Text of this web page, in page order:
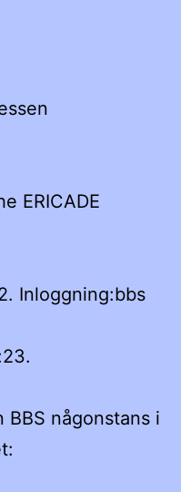
ERICADE
Inloggning:bbs
BBS någonstans i